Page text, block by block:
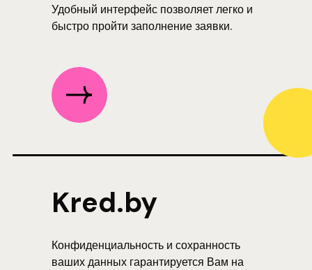
Удобный интерфейс позволяет легко и
быстро пройти заполнение заявки.
Конфиденциальность и сохранность
ваших данных гарантируется Вам на
Kred.by